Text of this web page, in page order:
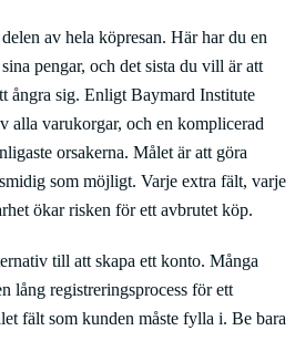
av hela köpresan. Här har du en
pengar, och det sista du vill är att
ångra sig. Enligt Baymard Institute
alla varukorgar, och en komplicerad
orsakerna. Målet är att göra
som möjligt. Varje extra fält, varje
ökar risken för ett avbrutet köp.
till att skapa ett konto. Många
lång registreringsprocess för ett
fält som kunden måste fylla i. Be bara